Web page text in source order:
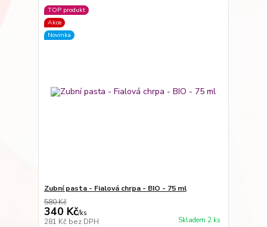
TOP produkt
Akce
Novinka
Zubní pasta - Fialová chrpa - BIO - 75 ml
580 Kč
340 Kč/ks
281 Kč bez DPH Skladem 2 ks